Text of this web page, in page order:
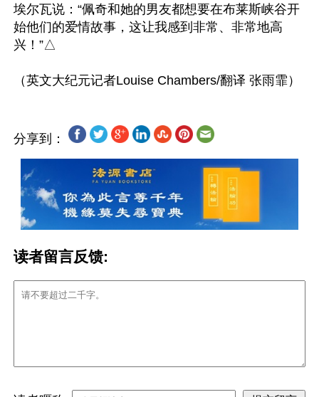
埃尔瓦说：“佩奇和她的男友都想要在布莱斯峡谷开
始他们的爱情故事，这让我感到非常、非常地高
兴！”△
分享到：
读者留言反馈: